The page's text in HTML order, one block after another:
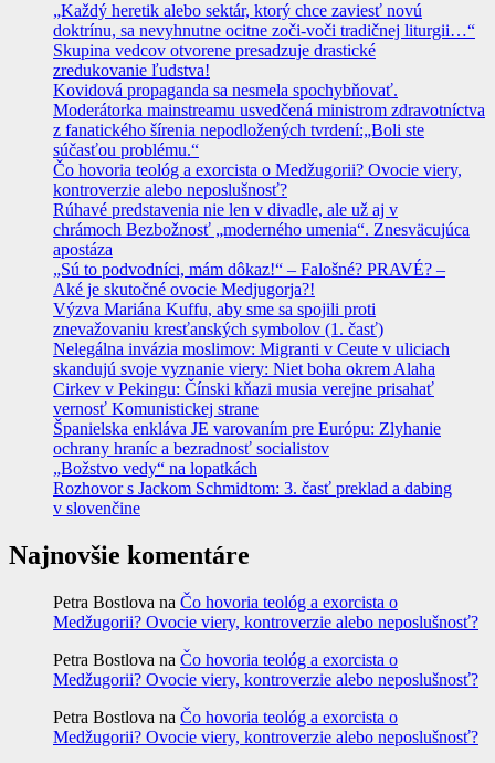
„Každý heretik alebo sektár, ktorý chce zaviesť novú
doktrínu, sa nevyhnutne ocitne zoči-voči tradičnej liturgii…“
Skupina vedcov otvorene presadzuje drastické
zredukovanie ľudstva!
Kovidová propaganda sa nesmela spochybňovať.
Moderátorka mainstreamu usvedčená ministrom zdravotníctva
z fanatického šírenia nepodložených tvrdení:„Boli ste
súčasťou problému.“
Čo hovoria teológ a exorcista o Medžugorii? Ovocie viery,
kontroverzie alebo neposlušnosť?
Rúhavé predstavenia nie len v divadle, ale už aj v
chrámoch Bezbožnosť „moderného umenia“. Znesväcujúca
apostáza
„Sú to podvodníci, mám dôkaz!“ – Falošné? PRAVÉ? –
Aké je skutočné ovocie Medjugorja?!
Výzva Mariána Kuffu, aby sme sa spojili proti
znevažovaniu kresťanských symbolov (1. časť)
Nelegálna invázia moslimov: Migranti v Ceute v uliciach
skandujú svoje vyznanie viery: Niet boha okrem Alaha
Cirkev v Pekingu: Čínski kňazi musia verejne prisahať
vernosť Komunistickej strane
Španielska enkláva JE varovaním pre Európu: Zlyhanie
ochrany hraníc a bezradnosť socialistov
„Božstvo vedy“ na lopatkách
Rozhovor s Jackom Schmidtom: 3. časť preklad a dabing
v slovenčine
Najnovšie komentáre
Petra Bostlova na Čo hovoria teológ a exorcista o
Medžugorii? Ovocie viery, kontroverzie alebo neposlušnosť?
Petra Bostlova na Čo hovoria teológ a exorcista o
Medžugorii? Ovocie viery, kontroverzie alebo neposlušnosť?
Petra Bostlova na Čo hovoria teológ a exorcista o
Medžugorii? Ovocie viery, kontroverzie alebo neposlušnosť?